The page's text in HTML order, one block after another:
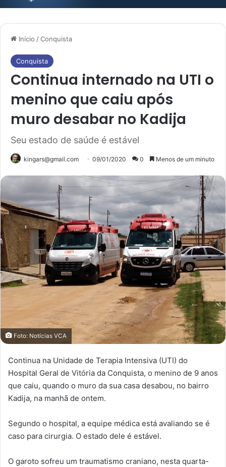
Início /Conquista
Conquista
Continua internado na UTI o
menino que caiu após
muro desabar no Kadija
Seu estado de saúde é estável
kingars@gmail.com 09/01/2020 0 Menos de um minuto
Foto: Notícias VCA
Continua na Unidade de Terapia Intensiva (UTI) do
Hospital Geral de Vitória da Conquista, o menino de 9 anos
que caiu, quando o muro da sua casa desabou, no bairro
Kadija, na manhã de ontem.
Segundo o hospital, a equipe médica está avaliando se é
caso para cirurgia. O estado dele é estável.
O garoto sofreu um traumatismo craniano, nesta quarta-